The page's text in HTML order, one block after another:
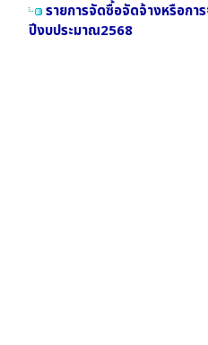
รายการจัดซื้อจัดจ้างหรือกา
ปีงบประมาณ​2568